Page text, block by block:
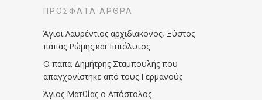
ΠΡΌΣΦΑΤΑ ΆΡΘΡΑ
Άγιοι Λαυρέντιος αρχιδιάκονος, Ξύστος
πάπας Ρώμης και Ιππόλυτος
Ο παπα Δημήτρης Σταμπουλής που
απαγχονίστηκε από τους Γερμανούς
Άγιος Ματθίας ο Απόστολος